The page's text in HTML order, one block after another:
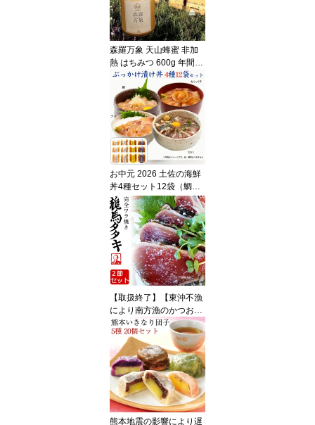
森羅万象 天山蜂蜜 非加
熱 はちみつ 600g 年間で
わずか二週間ほどしか開
花しない貴重な花のハチ
ミツ
お中元 2026 土佐の海鮮
丼4種セット12袋（鯛、
サバ、カンパチ、ブリ 各
3袋） ぶっかけ漬け丼 着
色料・保存料無添加 宇佐
もん工房 ギフト のし対
応可 夏ギフト 御中元
【取扱終了】【東沖不漁
により南方漁のかつお
へ。南方かつおへのリン
クあります。】龍馬タタ
キ 2節セット しまんとハ
マヤ 土佐伝統製法 完全
ワラ焼き鰹のタタキ かつ
お・カツオ たたき 海の
レストラン〜鰹群家（な
ぶらや） ギフト のし対
熊本地震の影響により遅